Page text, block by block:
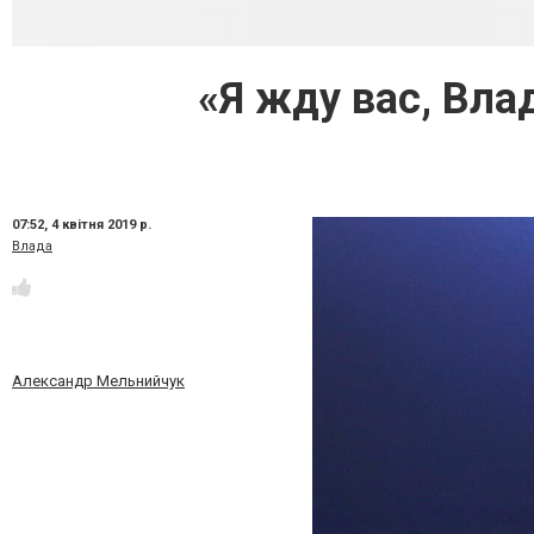
«Я жду вас,
07:52, 4 квітня 2019 р.
Влада
Александр Мельнийчук